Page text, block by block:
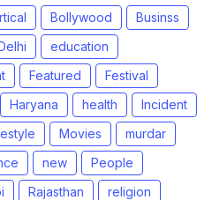
Bollywood
Businss
education
Featured
Festival
Haryana health
Incident
Movies
murdar
new
People
Rajasthan
religion